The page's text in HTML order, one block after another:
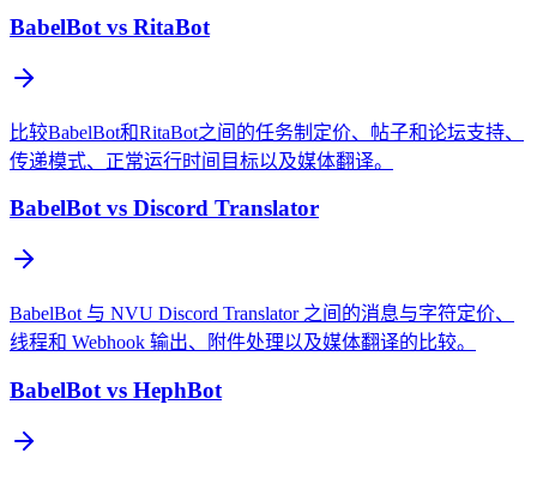
BabelBot vs RitaBot
比较BabelBot和RitaBot之间的任务制定价、帖子和论坛支持、
传递模式、正常运行时间目标以及媒体翻译。
BabelBot vs Discord Translator
BabelBot 与 NVU Discord Translator 之间的消息与字符定价、
线程和 Webhook 输出、附件处理以及媒体翻译的比较。
BabelBot vs HephBot